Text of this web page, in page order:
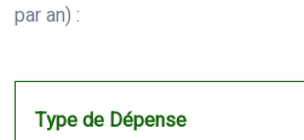
par an) :
Type de Dépense